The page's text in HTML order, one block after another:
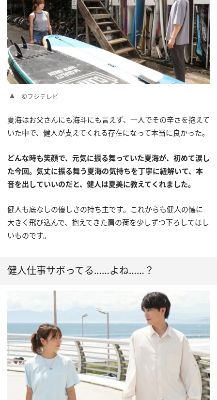
©フジテレビ
夏海はお父さんにも海斗にも言えず、一人でその辛さを抱えて
いた中で、健人が支えてくれる存在になって本当に良かった。
どんな時も笑顔で、元気に振る舞っていた夏海が、初めて涙し
た今回。気丈に振る舞う夏海の気持ちを丁寧に紐解いて、本
音を出していいのだと、健人は夏美に教えてくれました。
健人も底なしの優しさの持ち主です。これからも健人の懐に
大きく飛び込んで、抱えてきた肩の荷を少しずつ下ろしてほし
いものです。
健人仕事サボってる……よね……？